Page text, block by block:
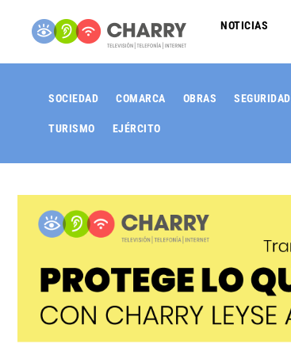
NOTICIAS
SOCIEDAD COMARCA OBRAS SEGURIDAD
TURISMO EJÉRCITO